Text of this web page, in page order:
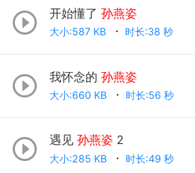
开始懂了 孙燕姿
大小:587 KB 时长:38 秒
我怀念的 孙燕姿
大小:660 KB 时长:56 秒
遇见 孙燕姿2
大小:285 KB 时长:49 秒